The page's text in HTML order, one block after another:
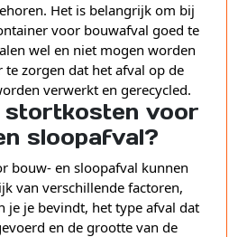
Het is belangrijk om bij
voor bouwafval goed te
wel en niet mogen worden
zorgen dat het afval op de
verwerkt en gerecycled.
stortkosten voor
sloopafval?
bouw- en sloopafval kunnen
van verschillende factoren,
je je bevindt, het type afval dat
en de grootte van de